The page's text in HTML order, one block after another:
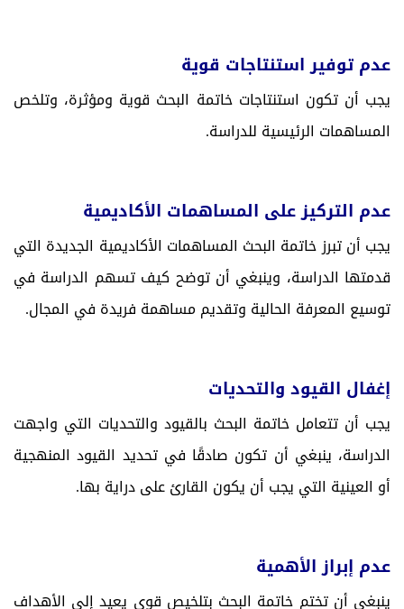
عدم توفير استنتاجات قوية
يجب أن تكون استنتاجات خاتمة البحث قوية ومؤثرة، وتلخص
المساهمات الرئيسية للدراسة.
عدم التركيز على المساهمات الأكاديمية
يجب أن تبرز خاتمة البحث المساهمات الأكاديمية الجديدة التي
قدمتها الدراسة، وينبغي أن توضح كيف تسهم الدراسة في
توسيع المعرفة الحالية وتقديم مساهمة فريدة في المجال.
إغفال القيود والتحديات
يجب أن تتعامل خاتمة البحث بالقيود والتحديات التي واجهت
الدراسة، ينبغي أن تكون صادقًا في تحديد القيود المنهجية
أو العينية التي يجب أن يكون القارئ على دراية بها.
عدم إبراز الأهمية
ينبغي أن تختم خاتمة البحث بتلخيص قوي يعيد إلى الأهداف